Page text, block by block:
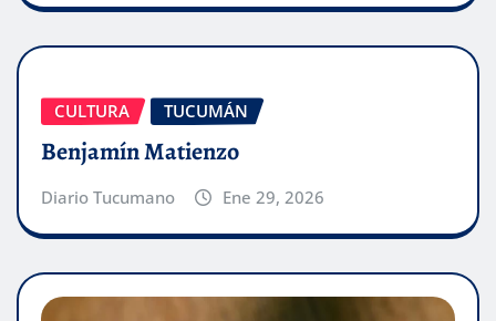
CULTURA TUCUMÁN
Benjamín Matienzo
Diario Tucumano Ene 29, 2026